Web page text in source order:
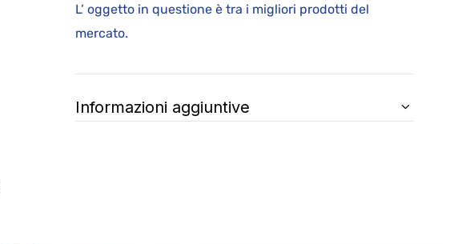
L’ oggetto in questione è tra i migliori prodotti del
mercato.
Informazioni aggiuntive